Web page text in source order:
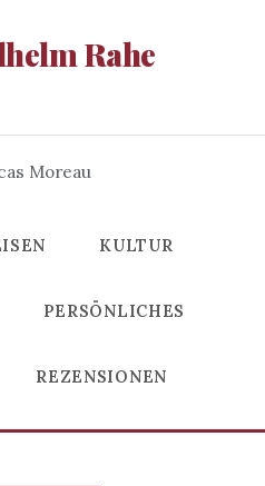
Rahe
Moreau
KULTUR
PERSÖNLICHES
REZENSIONEN